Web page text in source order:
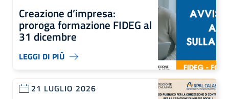
Creazione d’impresa:
proroga formazione FIDEG al
31 dicembre
LEGGI DI PIÙ
21 LUGLIO 2026